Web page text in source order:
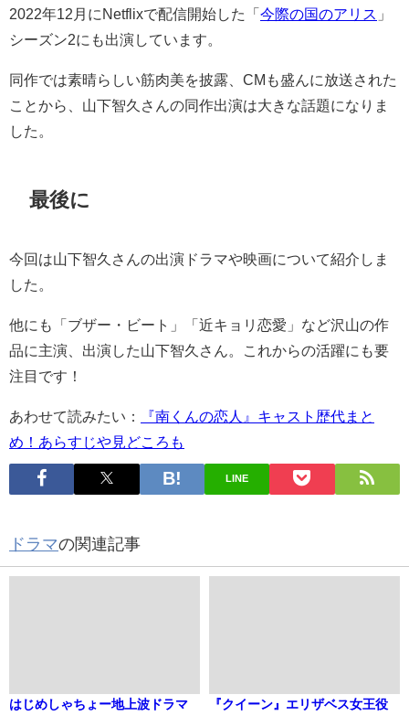
2022年12月にNetflixで配信開始した「 今際の国のアリス 」
シーズン2にも出演しています。
同作では素晴らしい筋肉美を披露、CMも盛んに放送された
ことから、山下智久さんの同作出演は大きな話題になりま
した。
最後に
今回は山下智久さんの出演ドラマや映画について紹介しま
した。
他にも「ブザー・ビート」「近キョリ恋愛」など沢山の作
品に主演、出演した山下智久さん。これからの活躍にも要
注目です！
あわせて読みたい：
『南くんの恋人』キャスト歴代まと
め！あらすじや見どころも
LINE
ドラマの関連記事
はじめしゃちょー地上波ドラマ
『クイーン』エリザベス女王役